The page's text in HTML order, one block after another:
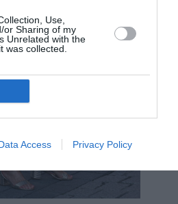
Use,
or Sharing of my
Unrelated with the
was collected.
Access Privacy Policy